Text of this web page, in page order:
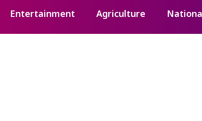
Entertainment Agriculture